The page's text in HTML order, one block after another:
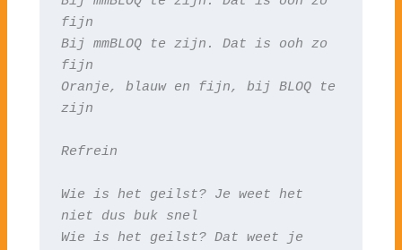
fijn
Bij mmBLOQ te zijn. Dat is ooh zo
fijn
Oranje, blauw en fijn, bij BLOQ te
zijn
Refrein
Wie is het geilst? Je weet het
niet dus buk snel
Wie is het geilst? Dat weet je